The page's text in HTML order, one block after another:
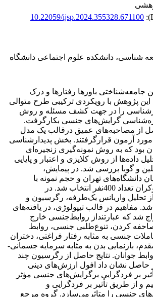
10.22059/ijsp.2024.355328.671100
شناسی، دانشکده علوم اجتماعی دانشگاه
جامعه‌شناختی باورها رفتارها و درک
پژوهش با رویکردی ترکیبی طرح متوالی
را در جهت کشف مسئله و روش
گرایش‌های جنسی بکارگرفت.
از مصاحبه‌های عمیق در‌قالب یک مدل
آزمون قرارگرفتند. بخش پدیدارشناسی
جوانان بود که به روش نمونه‌گیری زنجیره‌ای
داده‌ها از روش کلایزی و اعتبار و پایایی
و گوبا بررسی شد. در پیمایش،
دانشگاه‌های تهران و حجم نمونه با
استفاده از فرمول کوکران تعداد 400نفر انتخاب شد. در
از تحلیل واریانس یک‌طرفه، رگرسیون و
مفاهیم در قالب تیپولوژی، در یافته‌های
شد که عبارتنداز روابط‌جنسی خارج
کردن، تنوع‌طلبی جنسی، روابط
جنسی به مثابه رفتار فراغتی، دختران
بازنمایی بدن به مثابه سرمایه جسمانی-
جوانان. نتایج حاصل از رگرسیون چند
حاصل نشان داد افول ارزش‌های دینی
بر فردگرایی برگرایش‌های جنسی مؤثر
و از طریق تأثیر بر فردگرایی و
جنسی را متاثرمی‌سازد. گروه مرجع